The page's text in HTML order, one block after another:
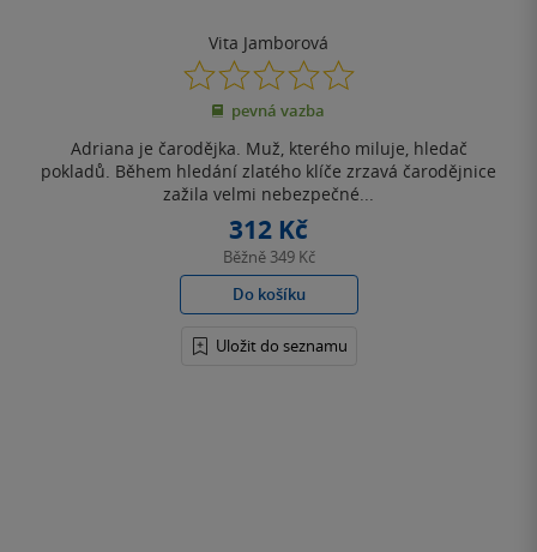
Vita Jamborová
0.0
z
5
pevná vazba
Adriana je čarodějka. Muž, kterého miluje, hledač
pokladů. Během hledání zlatého klíče zrzavá čarodějnice
zažila velmi nebezpečné...
312 Kč
Běžně 349 Kč
Do košíku
Uložit do seznamu